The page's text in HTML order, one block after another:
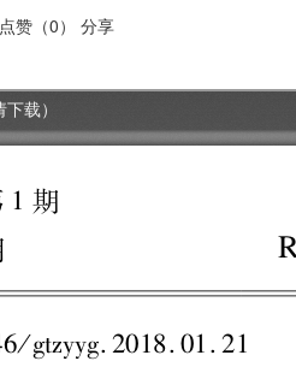
点赞（0）
分享